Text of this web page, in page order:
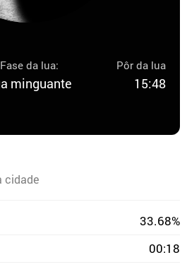
Fase da lua:
minguante
Pôr da lua
15:48
cidade
33.68%
00:18